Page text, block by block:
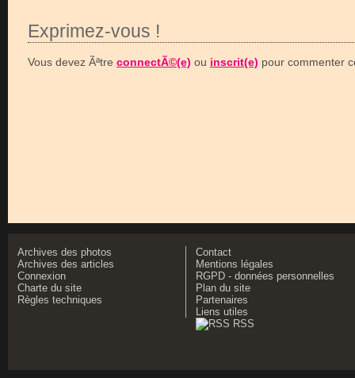
Exprimez-vous !
Vous devez Ãªtre connectÃ©(e) ou inscrit(e) pour commenter
Archives des photos
Archives des articles
Connexion
Charte du site
Règles techniques
Contact
Mentions légales
RGPD - données personnelles
Plan du site
Partenaires
Liens utiles
RSS